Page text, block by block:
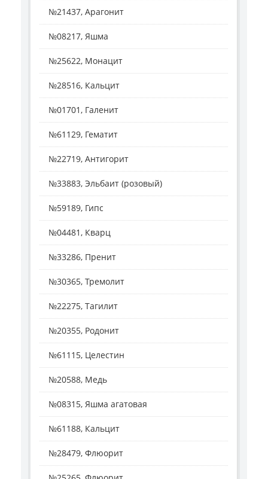
№21437, Арагонит
№08217, Яшма
№25622, Монацит
№28516, Кальцит
№01701, Галенит
№61129, Гематит
№22719, Антигорит
№33883, Эльбаит (розовый)
№59189, Гипс
№04481, Кварц
№33286, Пренит
№30365, Тремолит
№22275, Тагилит
№20355, Родонит
№61115, Целестин
№20588, Медь
№08315, Яшма агатовая
№61188, Кальцит
№28479, Флюорит